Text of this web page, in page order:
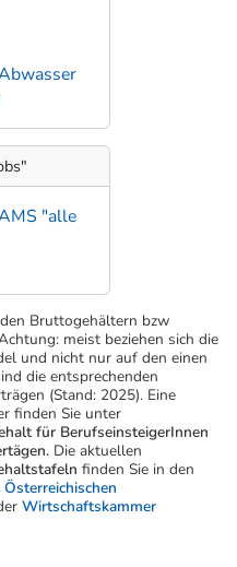
"alle
Bruttogehältern bzw
meist beziehen sich die
und nicht nur auf den einen
die entsprechenden
(Stand: 2025). Eine
finden Sie unter
für BerufseinsteigerInnen
Die aktuellen
finden Sie in den
Österreichischen
Wirtschaftskammer